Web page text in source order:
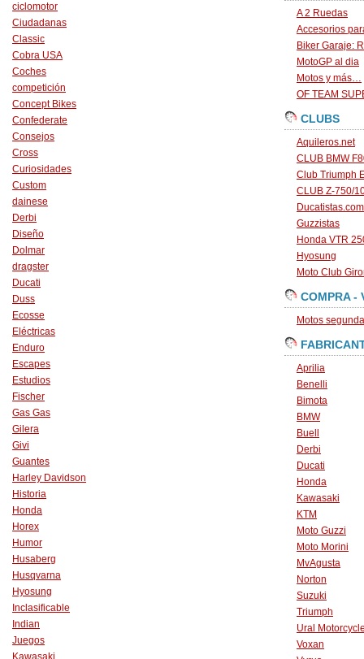
ciclomotor
Ciudadanas
Classic
Cobra USA
Coches
competición
Concept Bikes
Confederate
Consejos
Cross
Curiosidades
Custom
dainese
Derbi
Diseño
Dolmar
dragster
Ducati
Duss
Ecosse
Eléctricas
Enduro
Escapes
Estudios
Fischer
Gas Gas
Gilera
Givi
Guantes
Harley Davidson
Historia
Honda
Horex
Humor
Husaberg
Husqvarna
Hyosung
Inclasificable
Indian
Juegos
Kawasaki
A 2 Ruedas
Accesorios
Biker Garaje:
MotoGP al dia
Motos y más…
OF TEAM
CLUBS
Aquileros.net
CLUB BMW
Club Triumph
CLUB Z-750/
Ducatistas.com
Guzzistas
Honda VTR
Hyosung
Moto Club
COMPRA -
Motos
Aprilia
Benelli
Bimota
BMW
Buell
Derbi
Ducati
Honda
Kawasaki
KTM
Moto Guzzi
Moto Morini
MvAgusta
Norton
Suzuki
Triumph
Ural
Voxan